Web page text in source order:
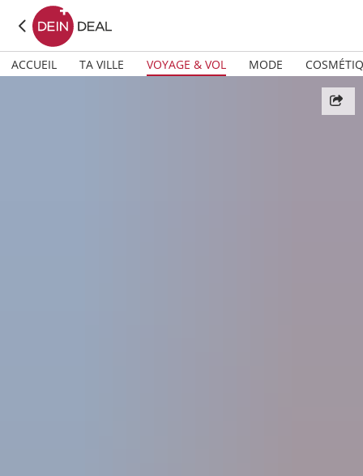
ACCUEIL TA VILLE VOYAGE & VOL MODE